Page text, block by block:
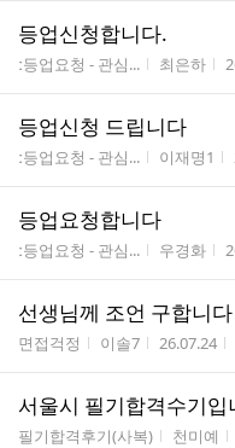
등업신청합니다.
게시판명
ː등업요청 - 관심... 작성자
최은하
등업신청 드립니다
게시판명
ː등업요청 - 관심... 작성자
이재명1
등업요청합니다
게시판명
ː등업요청 - 관심... 작성자
우경화
선생님께 조언 구합니다
게시판명
면접걱정 작성자
이솔7 작성시간
26.07.24
서울시 필기합격수기입
게시판명
필기합격후기(사복) 작성자
천미예